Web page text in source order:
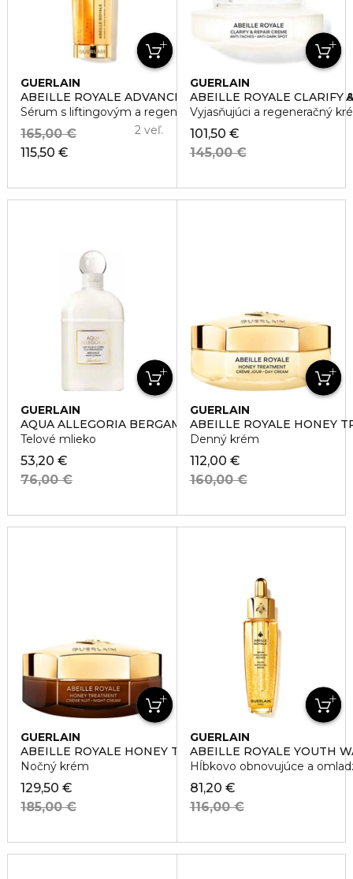
GUERLAIN
ABEILLE ROYALE ADVANCED DOUBLE R RENEW &
Sérum s liftingovým a regeneračným účinkom
115,50 €
165,00 € 2 veľ.
GUERLAIN
ABEILLE ROYALE CLARIFY
Vyjasňujúci a regeneračný
101,50 €
145,00 €
GUERLAIN
AQUA ALLEGORIA BERGAMOT BODY LOTION
Telové mlieko
53,20 €
76,00 €
GUERLAIN
ABEILLE ROYALE HONEY
Denný krém
112,00 €
160,00 €
GUERLAIN
ABEILLE ROYALE HONEY TREATMENT NIGHT CREAM
Nočný krém
129,50 €
185,00 €
GUERLAIN
ABEILLE ROYALE YOUTH
Hĺbkovo obnovujúce a
81,20 €
116,00 €